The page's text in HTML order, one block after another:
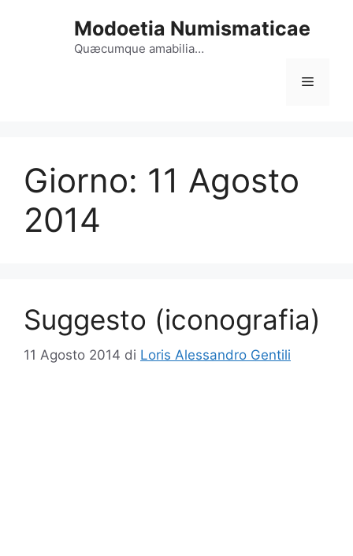
Modoetia Numismaticae
Quæcumque amabilia…
Menu
Giorno: 11 Agosto
2014
Suggesto (iconografia)
11 Agosto 2014 di Loris Alessandro Gentili